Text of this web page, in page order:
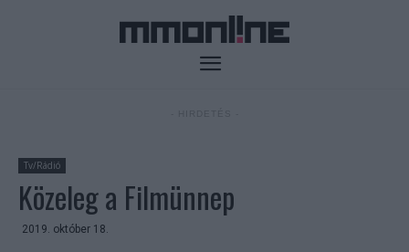
Tv/Rádió
Közeleg a Filmünnep
2019. október 18.